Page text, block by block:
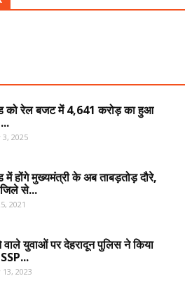
को रेल बजट में 4,641 करोड़ का हुआ
2025
में होंगे मुख्यमंत्री के अब ताबड़तोड़ दौरे,
से...
2021
वाले युवाओं पर देहरादून पुलिस ने किया
2023